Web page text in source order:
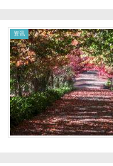
资讯